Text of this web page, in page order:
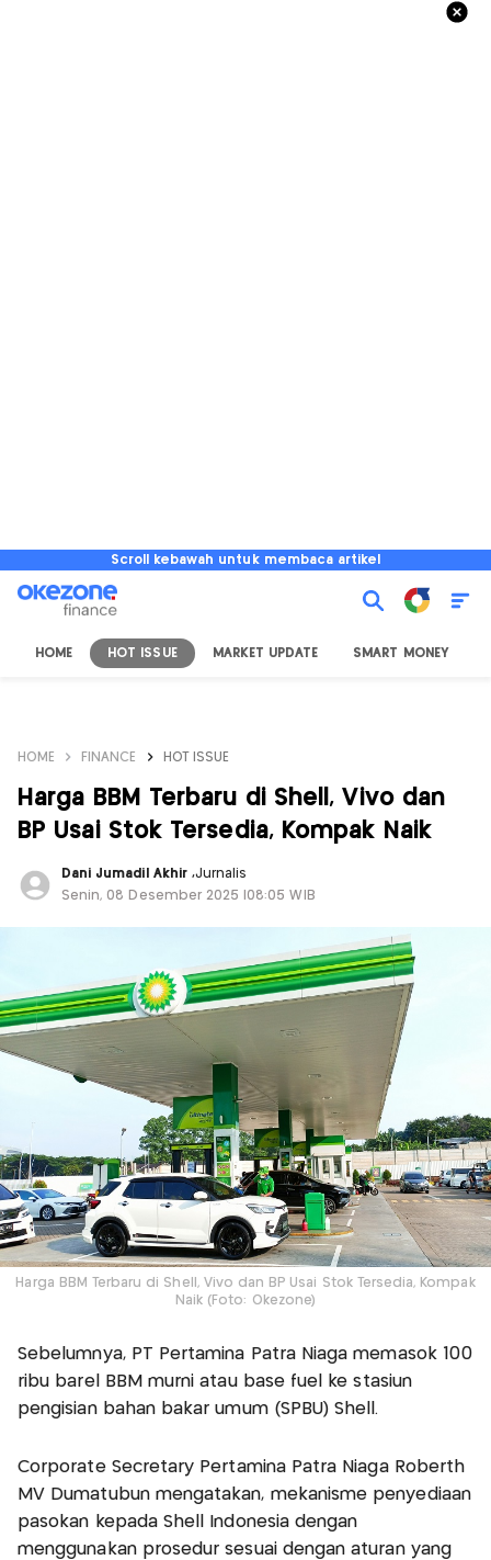
Scroll kebawah untuk membaca artikel
HOME HOT ISSUE MARKET UPDATE SMART MONEY
HOME FINANCE HOT ISSUE
Harga BBM Terbaru di Shell, Vivo dan
BP Usai Stok Tersedia, Kompak Naik
Dani Jumadil Akhir ,Jurnalis
Senin, 08 Desember 2025 |08:05 WIB
Harga BBM Terbaru di Shell, Vivo dan BP Usai Stok Tersedia, Kompak
Naik (Foto: Okezone)
Sebelumnya, PT Pertamina Patra Niaga memasok 100
ribu barel BBM murni atau base fuel ke stasiun
pengisian bahan bakar umum (SPBU) Shell.
Corporate Secretary Pertamina Patra Niaga Roberth
MV Dumatubun mengatakan, mekanisme penyediaan
pasokan kepada Shell Indonesia dengan
menggunakan prosedur sesuai dengan aturan yang